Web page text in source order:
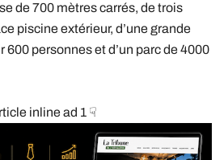
de 700 mètres carrés, de trois
piscine extérieur, d’une grande
personnes et d’un parc de 4000
inline ad 1 ☟